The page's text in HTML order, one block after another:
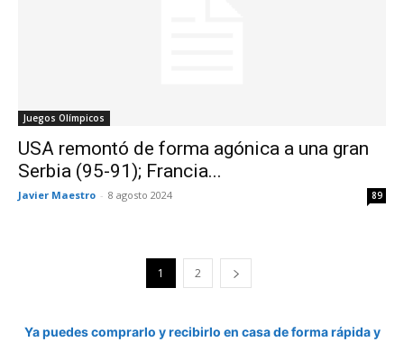
Juegos Olímpicos
USA remontó de forma agónica a una gran
Serbia (95-91); Francia...
Javier Maestro - 8 agosto 2024 89
1 2
Ya puedes comprarlo y recibirlo en casa de forma rápida y